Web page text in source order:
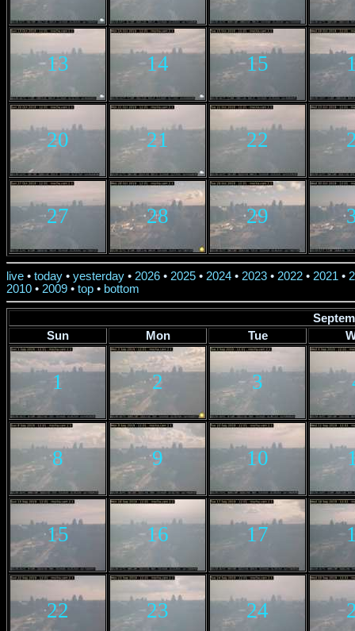
13 14 15
20 21 22
27 28 29
live • today • yesterday • 2026 • 2025 • 2024 • 2023 • 2022 • 2021 •
2010 • 2009 • top • bottom
Sun
Mon Tue
1 2 3
8 9 10
15 16 17
22 23 24